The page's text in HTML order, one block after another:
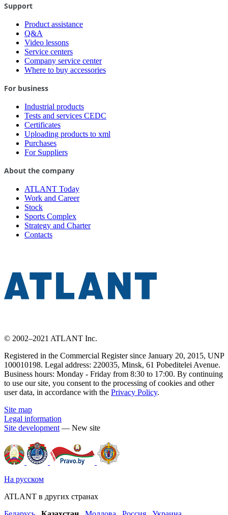
Support
Product assistance
Q&A
Video lessons
Service centers
Company service center
Where to buy accessories
For business
Industrial products
Tests and services CEDC
Certificates
Uploading products to xml
Purchases
For Suppliers
About the company
ATLANT Today
Work and Career
Stock
Sports Complex
Strategy and Charter
Contacts
© 2002–2021 ATLANT Inc.
Registered in the Commercial Register since January 20, 2015, UNP
100010198. Legal address: 220035, Minsk, 61 Pobeditelei Avenue.
Business hours: Monday - Friday from 8:30 to 17:00. By continuing
to use our site, you consent to the processing of cookies and other
user data, in accordance with the Privacy Policy.
Site map
Legal information
Site development — New site
На русском
ATLANT в других странах